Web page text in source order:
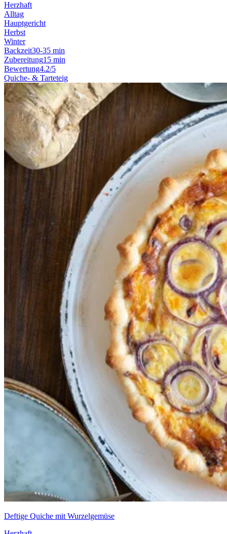
Herzhaft
Alltag
Hauptgericht
Herbst
Winter
Backzeit30-35 min
Zubereitung15 min
Bewertung4.2/5
Quiche- & Tarteteig
Deftige Quiche mit Wurzelgemüse